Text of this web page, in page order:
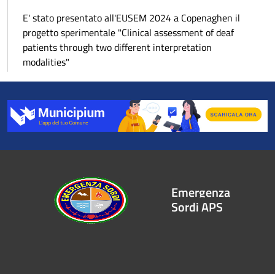
E' stato presentato all'EUSEM 2024 a Copenaghen il
progetto sperimentale "Clinical assessment of deaf
patients through two different interpretation
modalities"
Emergenza
Sordi APS